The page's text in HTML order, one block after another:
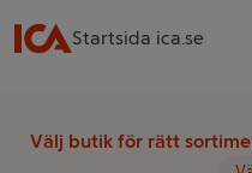
Startsida ica.se
Välj butik för rätt